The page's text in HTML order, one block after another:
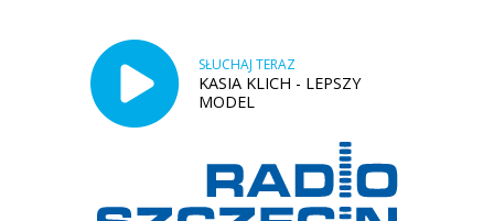
SŁUCHAJ TERAZ
KASIA KLICH - LEPSZY
MODEL